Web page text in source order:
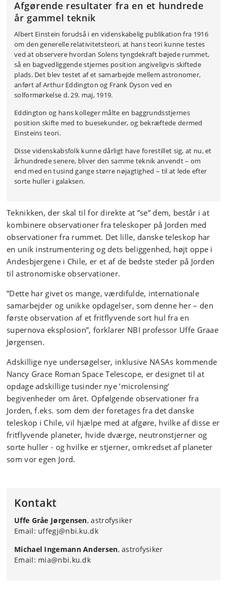
Afgørende resultater fra en et hundrede
år gammel teknik
Albert Einstein forudså i en videnskabelig publikation fra 1916
om den generelle relativitetsteori, at hans teori kunne testes
ved at observere hvordan Solens tyngdekraft bøjede rummet,
så en bagvedliggende stjernes position angiveligvis skiftede
plads. Det blev testet af et samarbejde mellem astronomer,
anført af Arthur Eddington og Frank Dyson ved en
solformørkelse d. 29. maj, 1919.
Eddington og hans kolleger målte en baggrundsstjernes
position skifte med to buesekunder, og bekræftede dermed
Einsteins teori.
Disse videnskabsfolk kunne dårligt have forestillet sig, at nu, et
århundrede senere, bliver den samme teknik anvendt – om
end med en tusind gange større nøjagtighed – til at lede efter
sorte huller i galaksen.
Teknikken, der skal til for direkte at ”se” dem, består i at
kombinere observationer fra teleskoper på Jorden med
observationer fra rummet. Det lille, danske teleskop har
en unik instrumentering og dets beliggenhed, højt oppe i
Andesbjergene i Chile, er et af de bedste steder på Jorden
til astronomiske observationer.
”Dette har givet os mange, værdifulde, internationale
samarbejder og unikke opdagelser, som denne her – den
første observation af et fritflyvende sort hul fra en
supernova eksplosion”, forklarer NBI professor Uffe Graae
Jørgensen.
Adskillige nye undersøgelser, inklusive NASAs kommende
Nancy Grace Roman Space Telescope, er designet til at
opdage adskillige tusinder nye ’microlensing’
begivenheder om året. Opfølgende observationer fra
Jorden, f.eks. som dem der foretages fra det danske
teleskop i Chile, vil hjælpe med at afgøre, hvilke af disse er
fritflyvende planeter, hvide dværge, neutronstjerner og
sorte huller - og hvilke er stjerner, omkredset af planeter
som vor egen Jord.
Kontakt
Uffe Gråe Jørgensen, astrofysiker
Email: uffegj@nbi.ku.dk
Michael Ingemann Andersen, astrofysiker
Email: mia@nbi.ku.dk